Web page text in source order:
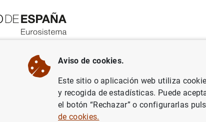
Sobre el Banco Áreas de actuación
Noticias y eventos Noticias del Banco Central Europeo
Aviso de cookies.
Este sitio o aplicación web utiliza
y recogida de estadísticas. Puede
el botón “Rechazar” o configurarlas
de cookies.